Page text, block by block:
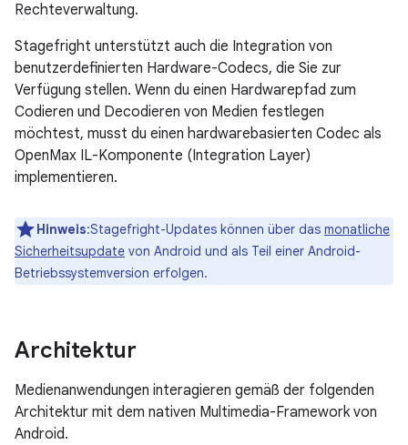
Rechteverwaltung.
Stagefright unterstützt auch die Integration von
benutzerdefinierten Hardware-Codecs, die Sie zur
Verfügung stellen. Wenn du einen Hardwarepfad zum
Codieren und Decodieren von Medien festlegen
möchtest, musst du einen hardwarebasierten Codec als
OpenMax IL-Komponente (Integration Layer)
implementieren.
Hinweis:Stagefright-Updates können über das monatliche
Sicherheitsupdate von Android und als Teil einer Android-
Betriebssystemversion erfolgen.
Architektur
Medienanwendungen interagieren gemäß der folgenden
Architektur mit dem nativen Multimedia-Framework von
Android.